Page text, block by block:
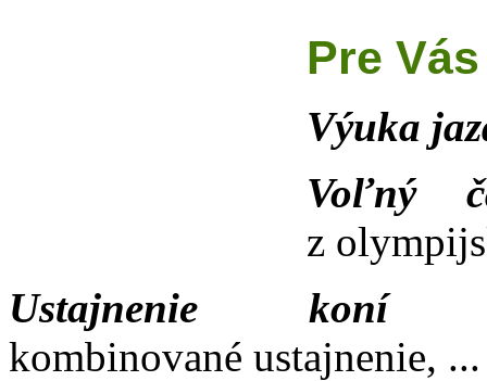
Pre Vás
Výuka
Voľný
z
Ustajnenie koní
kombinované ustajnenie, ...